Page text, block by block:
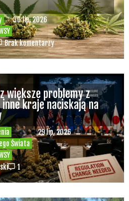
30 lip, 2026
Brak komentarzy
Świata
29 lip, 2026
większe problemy z
kraje naciskają na
1